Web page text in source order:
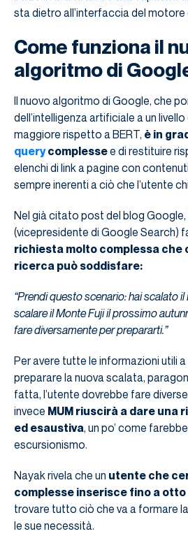
sta dietro all’interfaccia del motore
Come funziona il
algoritmo di
Il nuovo algoritmo di Google, che
dell’intelligenza artificiale a un
maggiore rispetto a BERT, è in
querycomplessee di restituire
elenchi di link a pagine con
sempre inerenti a ciò che l’utente
Nel già citato post del blog Google,
(vicepresidente di Google Search)
richiesta molto complessa che
ricerca può soddisfare:
“Prendi questo scenario: hai scalato
scalare il Monte Fuji il prossimo
fare diversamente per prepararti.”
Per avere tutte le informazioni utili
preparare la nuova scalata,
fatta, l’utente dovrebbe fare
invece MUM riuscirà a dare una
ed esaustiva, un po’ come
escursionismo.
Nayak rivela che un utente che
complesse inserisce fino a otto
trovare tutto ciò che va a formare
le sue necessità.